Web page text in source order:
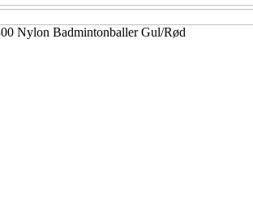
Nylon Badmintonballer Gul/Rød